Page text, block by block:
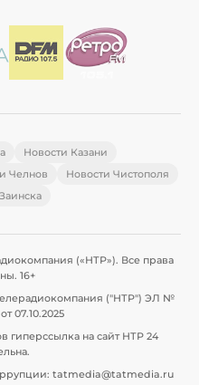
Новости Казани
Челнов
Новости Чистополя
(«НТР»). Все права
16+
("НТР") ЭЛ №
07.10.2025
гиперссылка на сайт НТР 24
tatmedia@tatmedia.ru